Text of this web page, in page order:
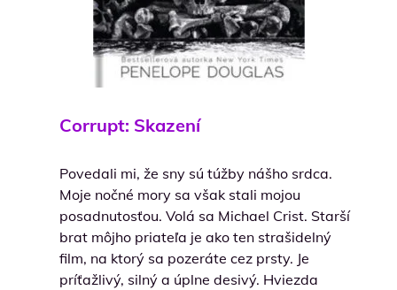
Corrupt: Skazení
Povedali mi, že sny sú túžby nášho srdca.
Moje nočné mory sa však stali mojou
posadnutosťou. Volá sa Michael Crist. Starší
brat môjho priateľa je ako ten strašidelný
film, na ktorý sa pozeráte cez prsty. Je
príťažlivý, silný a úplne desivý. Hviezda